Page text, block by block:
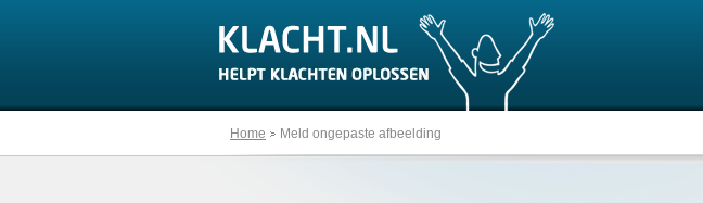
Home Meld ongepaste afbeelding